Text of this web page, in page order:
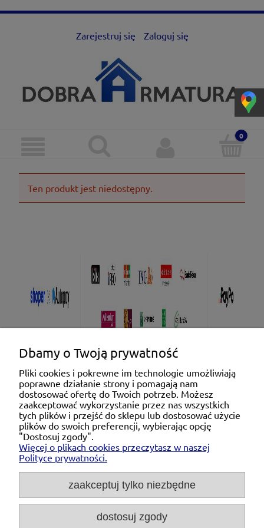
Zarejestruj się Zaloguj się
Ten produkt jest niedostępny.
Pomoc
Moje konto
Płatności i dostawa
O nas
Michał Niedźwiecki Dobra Armatura, ul. Krakowska
Dbamy o Twoją prywatność
Pliki cookies i pokrewne im technologie umożliwiają
poprawne działanie strony i pomagają nam
dostosować ofertę do Twoich potrzeb. Możesz
zaakceptować wykorzystanie przez nas wszystkich
tych plików i przejść do sklepu lub dostosować użycie
plików do swoich preferencji, wybierając opcję
"Dostosuj zgody".
Więcej o plikach cookies przeczytasz w naszej
Polityce prywatności.
zaakceptuj tylko niezbędne
dostosuj zgody